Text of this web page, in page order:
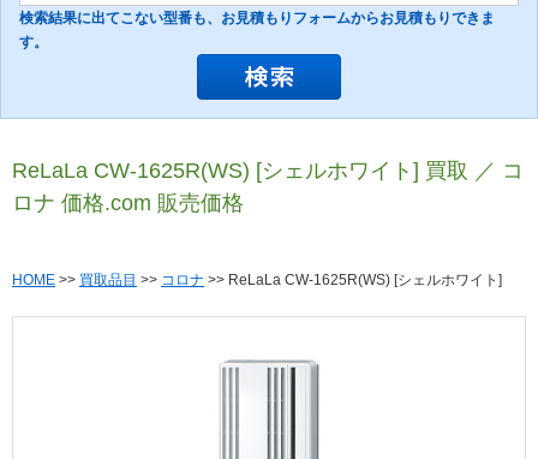
検索結果に出てこない型番も、お見積もりフォームからお見積もりできま
す。
ReLaLa CW-1625R(WS) [シェルホワイト] 買取 ／ コ
ロナ 価格.com 販売価格
HOME >> 買取品目 >> コロナ >> ReLaLa CW-1625R(WS) [シェルホワイト]